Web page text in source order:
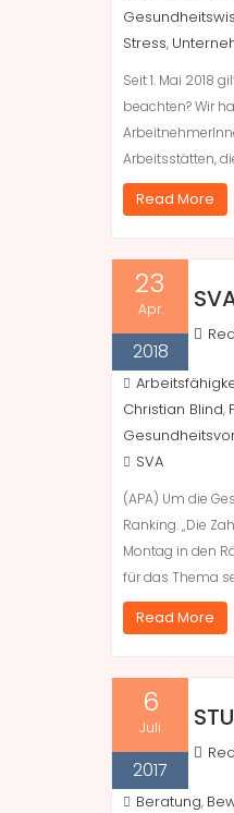
Stress,
Seit 1. Mai 2018
beachten? Wir
Arbeitsstätten,
Read More
23
Apr.
2018
Christian Blind,
SVA
(APA) Um die
Ranking. „Die
Montag in den
für das Thema
Read More
6
Juli
2017
Beratung,